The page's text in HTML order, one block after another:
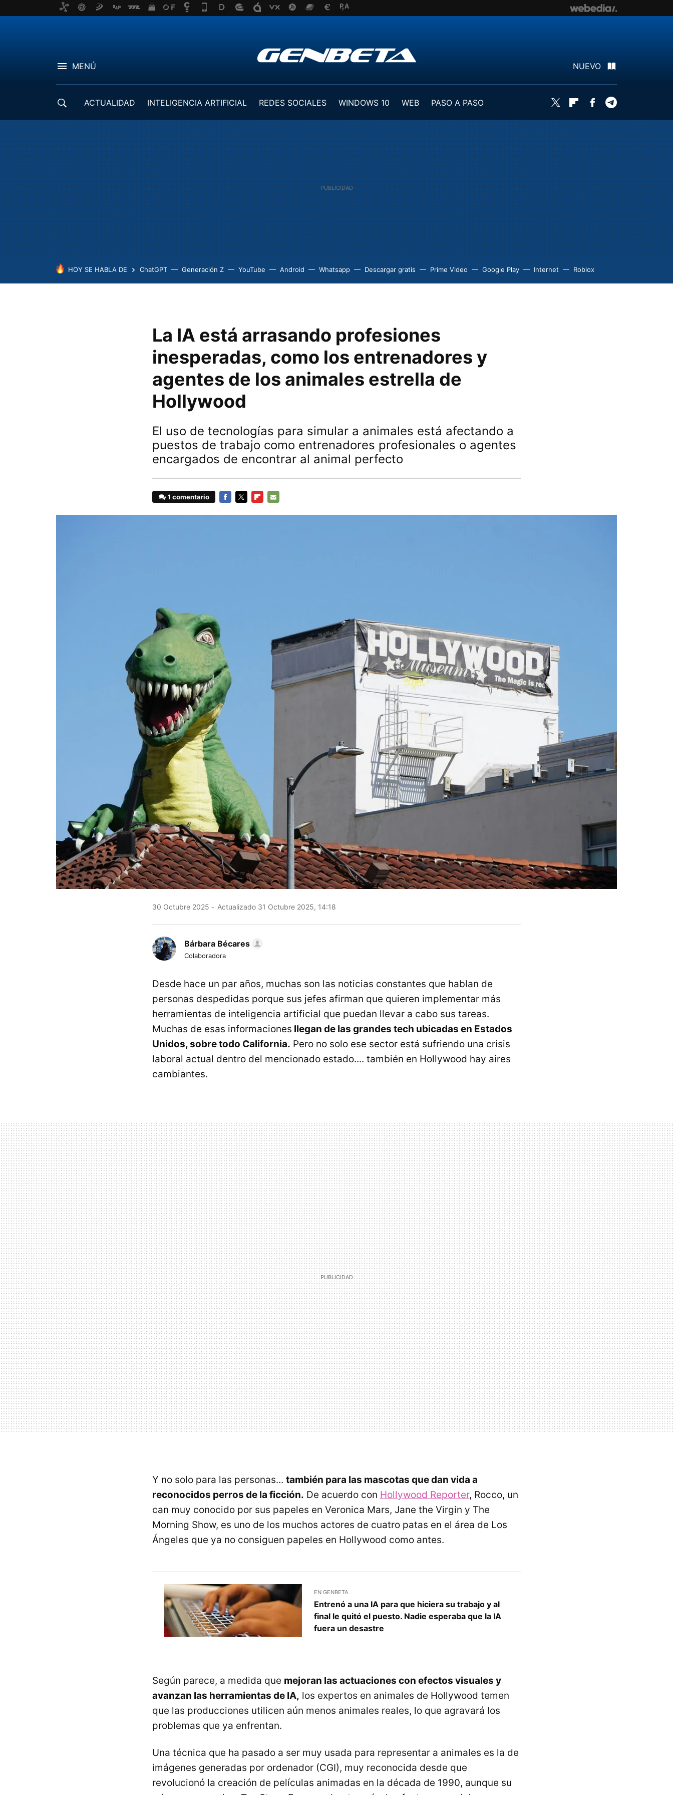
MENÚ NUEVO
ACTUALIDAD INTELIGENCIA ARTIFICIAL REDES SOCIALES WINDOWS 10 WEB
PASO A PASO
Twitter FlipboardFacebook
HOY SE HABLA DE ChatGPT Generación Z YouTube Android Whatsapp Descargar gratis Prime Video Google Play Internet Roblox
La IA está arrasando profesiones
inesperadas, como los entrenadores y
agentes de los animales estrella de
Hollywood
El uso de tecnologías para simular a animales está afectando a
puestos de trabajo como entrenadores profesionales o agentes
encargados de encontrar al animal perfecto
1 comentario
30 Octubre 2025 Actualizado 31 Octubre 2025, 14:18
Bárbara Bécares
Colaboradora
Desde hace un par años, muchas son las noticias constantes que hablan de
personas despedidas porque sus jefes afirman que quieren implementar más
herramientas de inteligencia artificial que puedan llevar a cabo sus tareas.
Muchas de esas informaciones llegan de las grandes tech ubicadas en Estados
Unidos, sobre todo California. Pero no solo ese sector está sufriendo una crisis
laboral actual dentro del mencionado estado.... también en Hollywood hay aires
cambiantes.
Y no solo para las personas... también para las mascotas que dan vida a
reconocidos perros de la ficción. De acuerdo con Hollywood Reporter, Rocco, un
can muy conocido por sus papeles en Veronica Mars, Jane the Virgin y The
Morning Show, es uno de los muchos actores de cuatro patas en el área de Los
Ángeles que ya no consiguen papeles en Hollywood como antes.
EN GENBETA
Entrenó a una IA para que hiciera su trabajo y al
final le quitó el puesto. Nadie esperaba que la IA
fuera un desastre
Según parece, a medida que mejoran las actuaciones con efectos visuales y
avanzan las herramientas de IA, los expertos en animales de Hollywood temen
que las producciones utilicen aún menos animales reales, lo que agravará los
problemas que ya enfrentan.
Una técnica que ha pasado a ser muy usada para representar a animales es la de
imágenes generadas por ordenador (CGI), muy reconocida desde que
revolucionó la creación de películas animadas en la década de 1990, aunque su